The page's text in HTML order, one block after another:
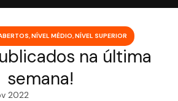
,NÍVEL MÉDIO,NÍVEL SUPERIOR
na última
semana!
2022